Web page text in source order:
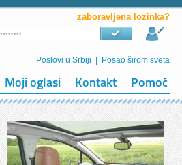
zaboravljena lozinka?
Poslovi u Srbiji Posao širom sveta
Moji oglasi Kontakt Pomoć